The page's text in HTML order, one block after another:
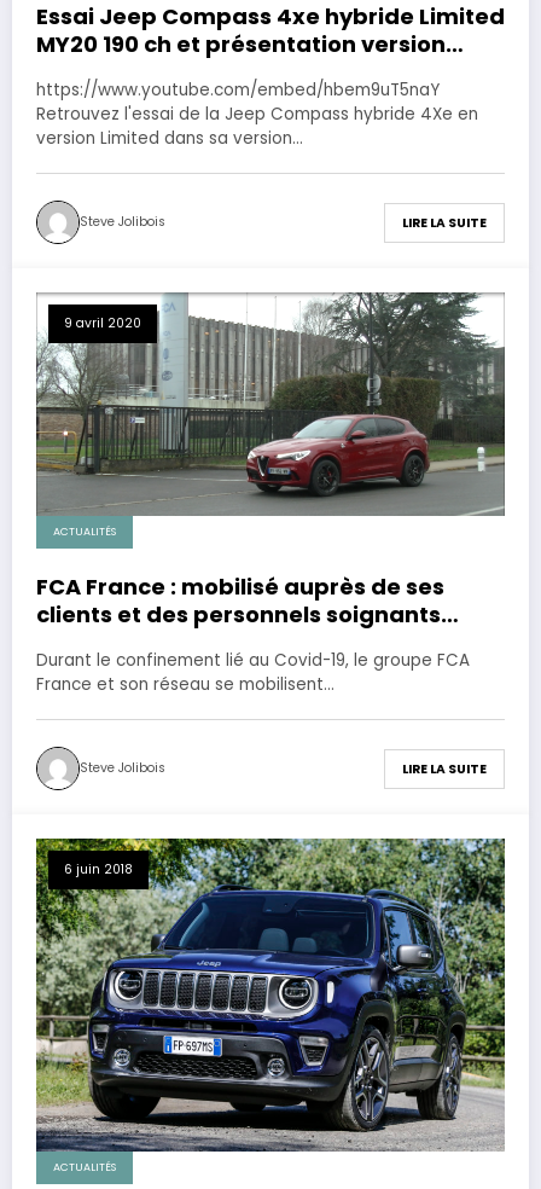
Essai Jeep Compass 4xe hybride Limited
MY20 190 ch et présentation version
MY21
https://www.youtube.com/embed/hbem9uT5naY
Retrouvez l'essai de la Jeep Compass hybride 4Xe en
version Limited dans sa version…
Steve Jolibois LIRE LA SUITE
9 avril 2020
ACTUALITÉS
FCA France : mobilisé auprès de ses
clients et des personnels soignants
Durant le confinement lié au Covid-19, le groupe FCA
France et son réseau se mobilisent…
Steve Jolibois LIRE LA SUITE
6 juin 2018
ACTUALITÉS